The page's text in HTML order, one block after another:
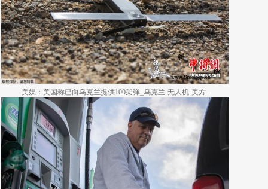
美媒：美国称已向乌克兰提供100架弹_乌克兰-无人机-美方-